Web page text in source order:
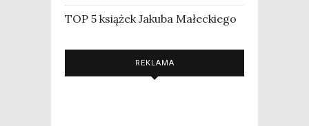
TOP 5 książek Jakuba Małeckiego
REKLAMA